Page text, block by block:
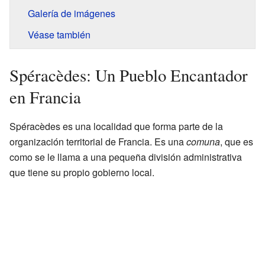
Galería de imágenes
Véase también
Spéracèdes: Un Pueblo Encantador
en Francia
Spéracèdes es una localidad que forma parte de la
organización territorial de Francia. Es unacomuna, que es
como se le llama a una pequeña división administrativa
que tiene su propio gobierno local.